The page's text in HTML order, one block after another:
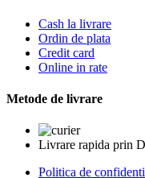
Cash la livrare
Ordin de plata
Credit card
Online in rate
Metode de livrare
Livrare rapida prin
Politica de